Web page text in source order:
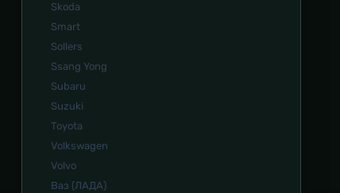
Skoda
Smart
Sollers
Ssang Yong
Subaru
Suzuki
Toyota
Volkswagen
Volvo
Ваз (ЛАДА)